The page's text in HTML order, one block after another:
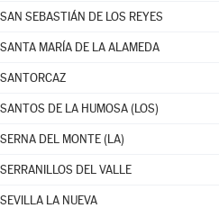
SAN SEBASTIÁN DE LOS REYES
SANTA MARÍA DE LA ALAMEDA
SANTORCAZ
SANTOS DE LA HUMOSA (LOS)
SERNA DEL MONTE (LA)
SERRANILLOS DEL VALLE
SEVILLA LA NUEVA